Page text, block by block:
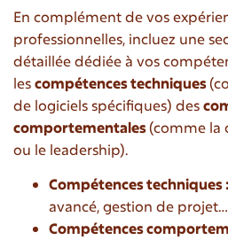
En complément de vos
professionnelles, incluez une
détaillée dédiée à vos
lescompétences techniques
de logiciels spécifiques) des
comportementales(comme la
ou le leadership).
Compétences techniques :
avancé, gestion de projet…
Compétences